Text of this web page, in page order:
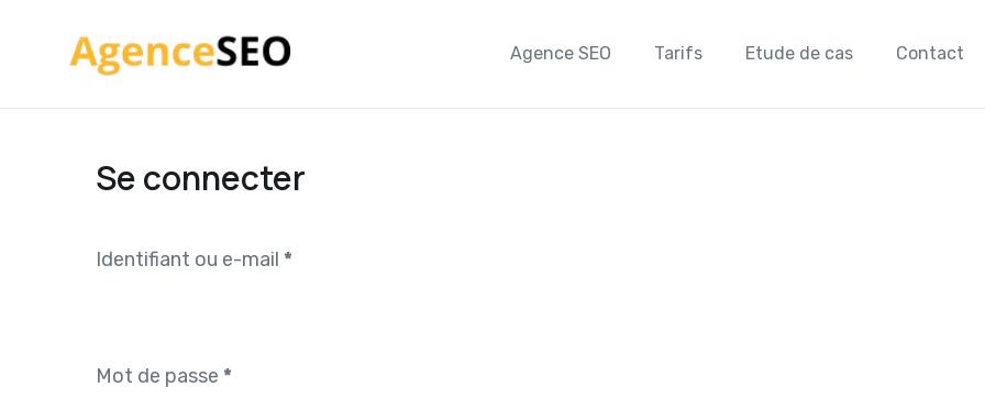
Agence SEO Tarifs Etude de cas Contact
Se connecter
Identifiant ou e-mail *
Mot de passe *